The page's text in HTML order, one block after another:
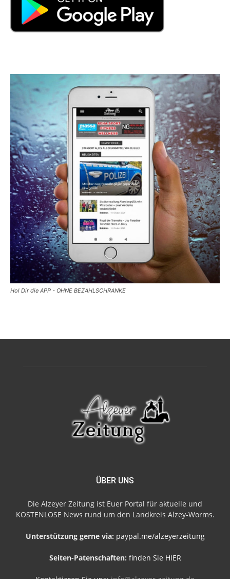
Hol Dir die APP - OHNE BEZAHLSCHRANKE
ÜBER UNS
Die Alzeyer Zeitung ist Euer Portal für aktuelle und
KOSTENLOSE News rund um den Landkreis Alzey-Worms.
Unterstützung gerne via: paypal.me/alzeyerzeitung
Seiten-Patenschaften: finden Sie HIER